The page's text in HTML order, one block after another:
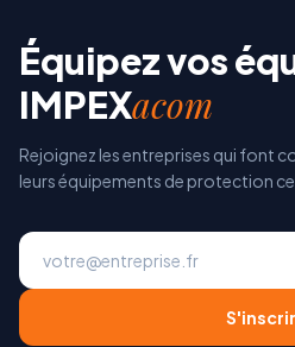
Équipez vos
IMPEXacom
Rejoignez les entreprises qui font
leurs équipements de protection